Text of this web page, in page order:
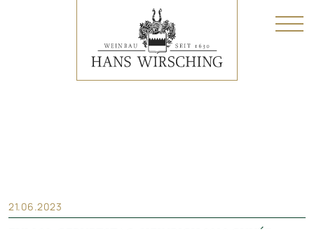
21.06.2023